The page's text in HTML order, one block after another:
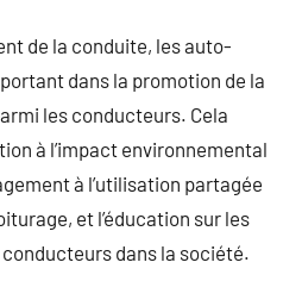
de la conduite, les auto-
dans la promotion de la
les conducteurs. Cela
à l’impact environnemental
à l’utilisation partagée
et l’éducation sur les
dans la société.